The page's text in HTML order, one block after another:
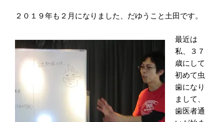
２０１９年も２月になりました、だゆうこと土田です。
最近は
私、３７
歳にして
初めて虫
歯になり
まして、
歯医者通